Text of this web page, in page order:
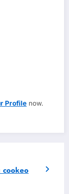
Profile now.
cookeo